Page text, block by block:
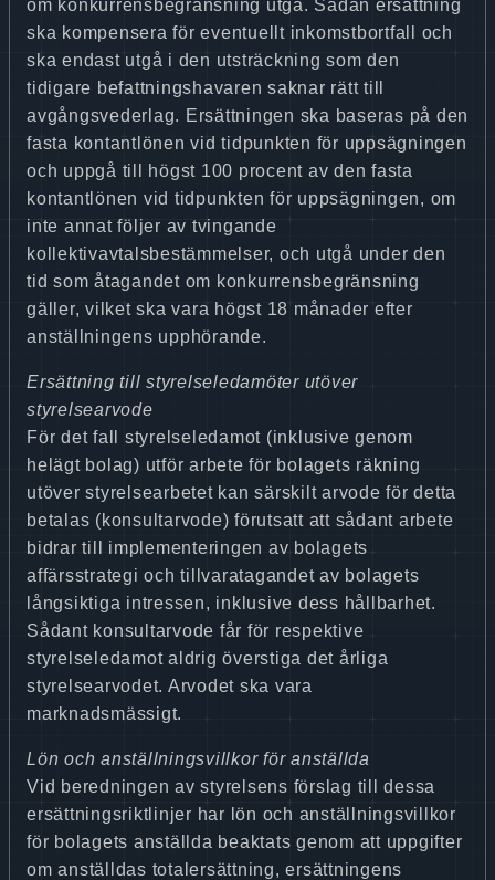
om konkurrensbegränsning utgå. Sådan ersättning
ska kompensera för eventuellt inkomstbortfall och
ska endast utgå i den utsträckning som den
tidigare befattningshavaren saknar rätt till
avgångsvederlag. Ersättningen ska baseras på den
fasta kontantlönen vid tidpunkten för uppsägningen
och uppgå till högst 100 procent av den fasta
kontantlönen vid tidpunkten för uppsägningen, om
inte annat följer av tvingande
kollektivavtalsbestämmelser, och utgå under den
tid som åtagandet om konkurrensbegränsning
gäller, vilket ska vara högst 18 månader efter
anställningens upphörande.
Ersättning till styrelseledamöter utöver
styrelsearvode
För det fall styrelseledamot (inklusive genom
helägt bolag) utför arbete för bolagets räkning
utöver styrelsearbetet kan särskilt arvode för detta
betalas (konsultarvode) förutsatt att sådant arbete
bidrar till implementeringen av bolagets
affärsstrategi och tillvaratagandet av bolagets
långsiktiga intressen, inklusive dess hållbarhet.
Sådant konsultarvode får för respektive
styrelseledamot aldrig överstiga det årliga
styrelsearvodet. Arvodet ska vara
marknadsmässigt.
Lön och anställningsvillkor för anställda
Vid beredningen av styrelsens förslag till dessa
ersättningsriktlinjer har lön och anställningsvillkor
för bolagets anställda beaktats genom att uppgifter
om anställdas totalersättning, ersättningens